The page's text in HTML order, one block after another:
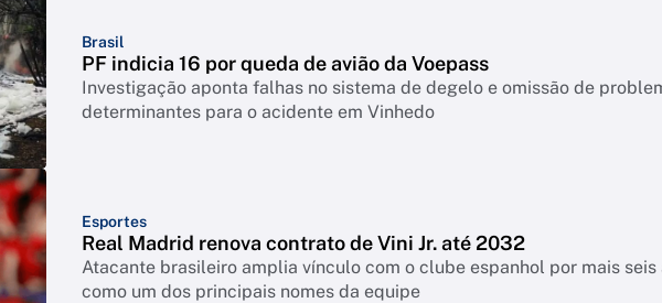
Brasil
PF indicia 16 por queda de avião da Voepass
Investigação aponta falhas no sistema de degelo e omissão de
determinantes para o acidente em Vinhedo
Esportes
Real Madrid renova contrato de Vini Jr. até 2032
Atacante brasileiro amplia vínculo com o clube espanhol por mais
como um dos principais nomes da equipe